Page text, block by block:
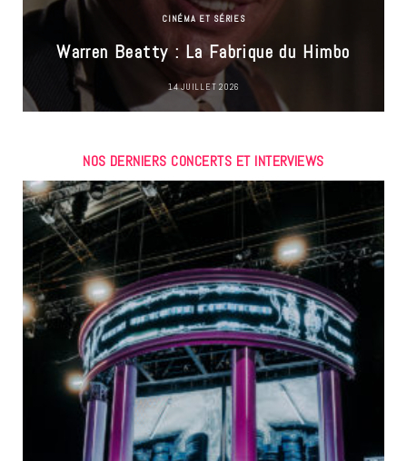
CINÉMA ET SÉRIES
Warren Beatty : La Fabrique du Himbo
14 JUILLET 2026
NOS DERNIERS CONCERTS ET INTERVIEWS